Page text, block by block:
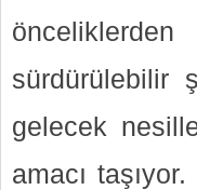
önceliklerden
sürdürülebilir
gelecek
amacı